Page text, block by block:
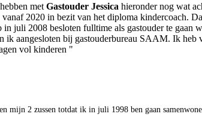
met Gastouder Jessica hieronder nog wat
2020 in bezit van het diploma kindercoach.
in juli 2008 besloten fulltime als gastouder te
ik aangesloten bij gastouderbureau SAAM. Ik
vol kinderen "
mijn 2 zussen totdat ik in juli 1998 ben gaan